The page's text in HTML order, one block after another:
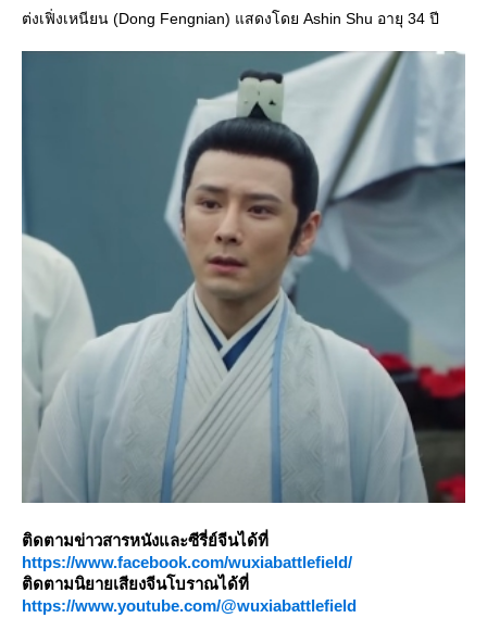
ต่งเฟิ่งเหนียน (Dong Fengnian) แสดงโดย Ashin Shu อายุ 34 ปี
ติดตามข่าวสารหนังและซีรี่ย์จีนได้ที่
https://www.facebook.com/wuxiabattlefield/
ติดตามนิยายเสียงจีนโบราณได้ที่
https://www.youtube.com/@wuxiabattlefield